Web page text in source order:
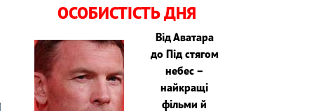
ОСОБИСТІСТЬ ДНЯ
Від Аватара
до Під стягом
небес –
найкращі
фільми й